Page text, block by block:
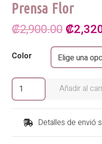
Prensa Flor
₡2,900.00 El
precio
era:
₡
Color
Prensa
Flor
cantidad
Añadir al
Detalles de envió